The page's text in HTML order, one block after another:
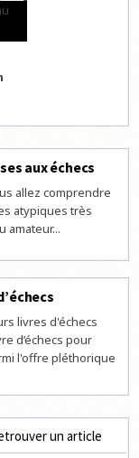
aux échecs
allez comprendre
atypiques très
amateur...
livres d'échecs
d’échecs pour
l'offre pléthorique
un article